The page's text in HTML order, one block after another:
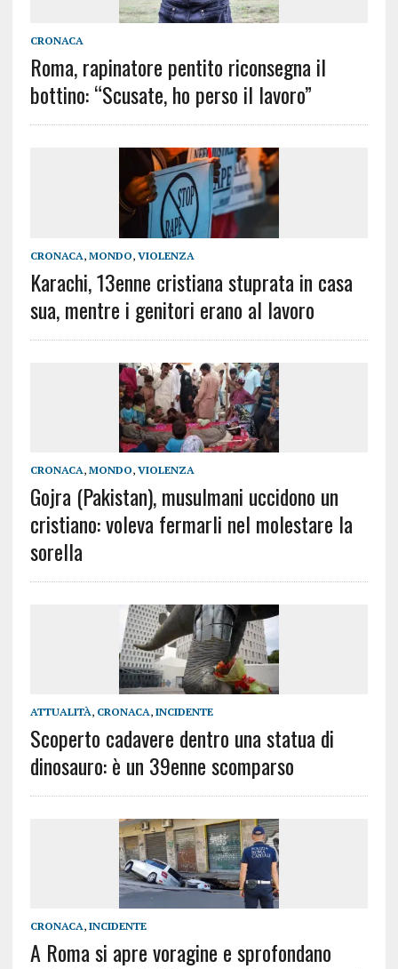
CRONACA
Roma, rapinatore pentito riconsegna il
bottino: “Scusate, ho perso il lavoro”
CRONACA, MONDO, VIOLENZA
Karachi, 13enne cristiana stuprata in casa
sua, mentre i genitori erano al lavoro
CRONACA, MONDO, VIOLENZA
Gojra (Pakistan), musulmani uccidono un
cristiano: voleva fermarli nel molestare la
sorella
ATTUALITÀ, CRONACA, INCIDENTE
Scoperto cadavere dentro una statua di
dinosauro: è un 39enne scomparso
CRONACA, INCIDENTE
A Roma si apre voragine e sprofondano